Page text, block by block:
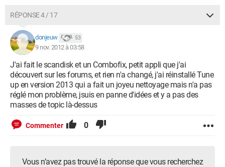
c:\windows\system32\vsocklib.dll
graphics
O16 - DPF: {D27CDB6E-AE6D-11CF-96B8-444553540000}
(Shockwave Flash Object) -
http://fpdownload2.macromedia.com/get/flashplayer/curren
t/swflash.cab
O18 - Protocol: skype-ie-addon-data - {91774881-D725-4E58-
B298-07617B9B86A8} - C:\Program Files
(x86)\Skype\Toolbars\Internet Explorer\skypeieplugin.dll
1830C7DD7F5D} -
RÉPONSE 4 / 17
donjeuw 53
9 nov. 2012 à 03:58
J'ai fait le scandisk et un Combofix, petit appli que j'ai
découvert sur les forums, et rien n'a changé, j'ai réinstallé Tune
up en version 2013 qui a fait un joyeu nettoyage mais n'a pas
réglé mon problème, jsuis en panne d'idées et y a pas des
masses de topic là-dessus
Commenter 0
Vous n’avez pas trouvé la réponse que vous recherchez